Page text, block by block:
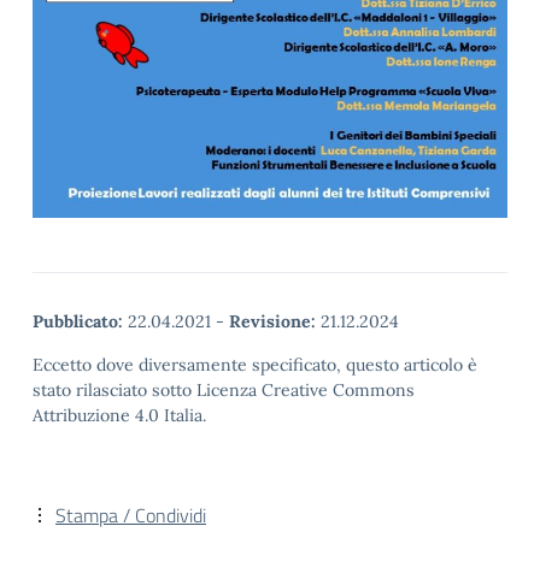
Pubblicato: 22.04.2021 - Revisione: 21.12.2024
Eccetto dove diversamente specificato, questo articolo è
stato rilasciato sotto Licenza Creative Commons
Attribuzione 4.0 Italia.
Stampa / Condividi